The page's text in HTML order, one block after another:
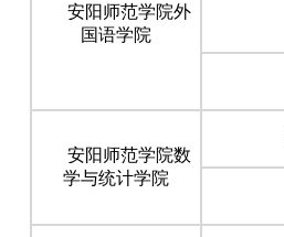
安阳师范学院外
国语学院
安阳师范学院数
学与统计学院